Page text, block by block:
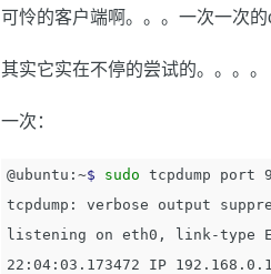
可怜的客户端啊。。。一次一次
其实它实在不停的尝试的。。。。
一次：
@ubuntu:~$ sudo tcpdump port
tcpdump: verbose output
listening on eth0, link-type
22:04:03.173472 IP